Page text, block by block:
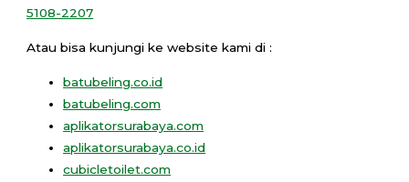
5108-2207
Atau bisa kunjungi ke website kami di :
batubeling.co.id
batubeling.com
aplikatorsurabaya.com
aplikatorsurabaya.co.id
cubicletoilet.com